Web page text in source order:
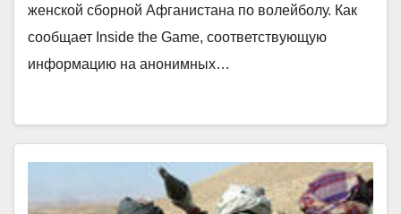
женской сборной Афганистана по волейболу. Как
сообщает Inside the Game, соответствующую
информацию на анонимных…